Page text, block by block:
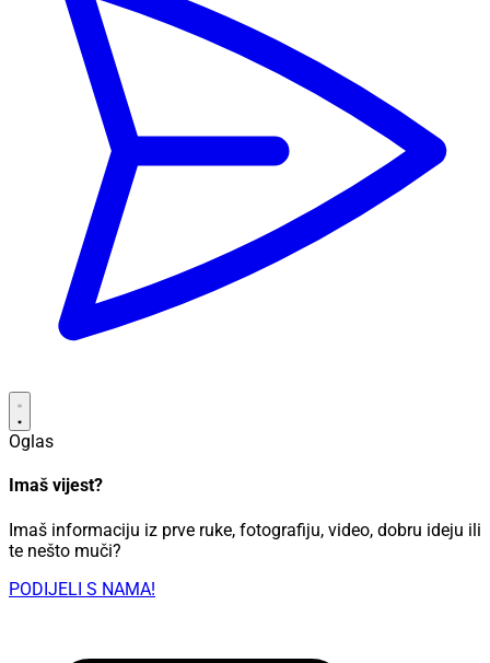
Oglas
Imaš vijest?
Imaš informaciju iz prve ruke, fotografiju, video, dobru ideju ili
te nešto muči?
PODIJELI S NAMA!